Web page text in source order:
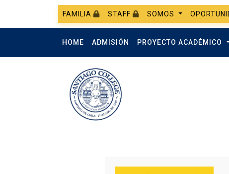
FAMILIA STAFF SOMOS
HOME ADMISIÓN PROYECTO ACADÉMICO